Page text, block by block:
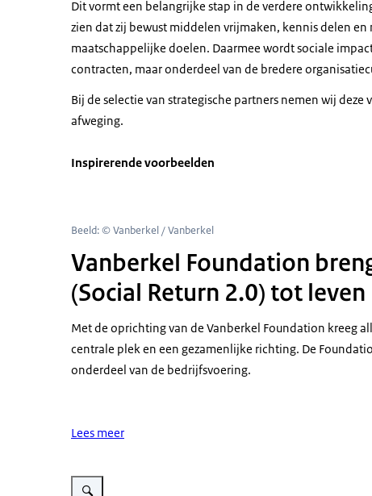
Dit vormt een belangrijke stap in de verdere
zien dat zij bewust middelen vrijmaken, kennis delen
maatschappelijke doelen. Daarmee wordt sociale
contracten, maar onderdeel van de bredere
Bij de selectie van strategische partners nemen wij
afweging.
Inspirerende voorbeelden
Beeld: © Vanberkel / Vanberkel
Vanberkel Foundation
(Social Return 2.0) tot leven
Met de oprichting van de Vanberkel Foundation kreeg
centrale plek en een gezamenlijke richting. De
onderdeel van de bedrijfsvoering.
Lees meer
Vergroot afbeelding Groep mensen met groene of rode kaartjes